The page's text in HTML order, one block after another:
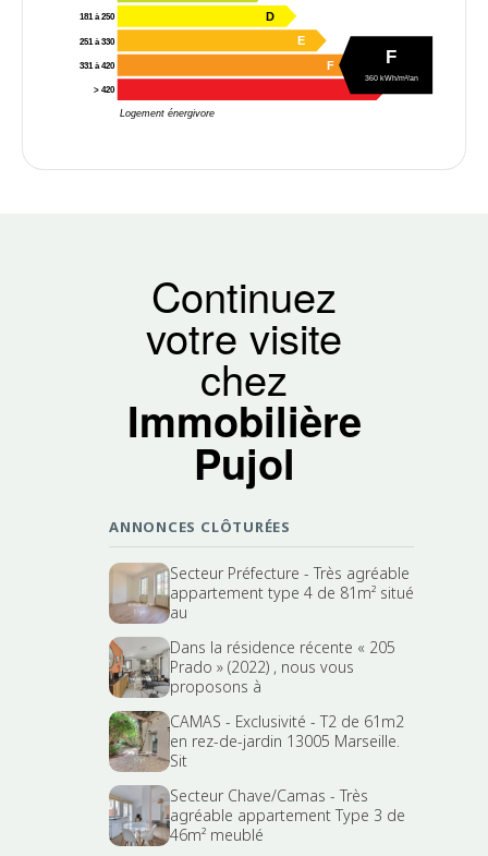
Logement énergivore
181 à 250 D
251 à 330 E
331 à 420 F
> 420
F
360 kWh/m²/an
Continuez
votre visite
chez
Immobilière
Pujol
ANNONCES CLÔTURÉES
Secteur Préfecture - Très agréable
appartement type 4 de 81m² situé
au
Dans la résidence récente « 205
Prado » (2022) , nous vous
proposons à
CAMAS - Exclusivité - T2 de 61m2
en rez-de-jardin 13005 Marseille.
Sit
Secteur Chave/Camas - Très
agréable appartement Type 3 de
46m² meublé